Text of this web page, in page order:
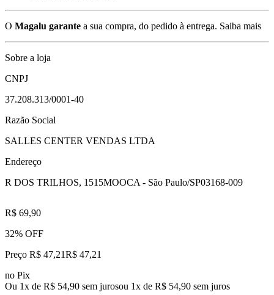
O Magalu garante a sua compra, do pedido à entrega. Saiba mais
Sobre a loja
CNPJ
37.208.313/0001-40
Razão Social
SALLES CENTER VENDAS LTDA
Endereço
R DOS TRILHOS, 1515MOOCA - São Paulo/SP03168-009
R$ 69,90
32% OFF
Preço R$ 47,21R$ 47,21
no Pix
Ou 1x de R$ 54,90 sem jurosou 1x de R$ 54,90 sem juros